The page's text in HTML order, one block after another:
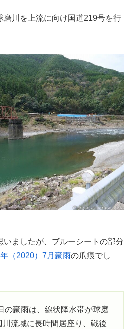
磨川を上流に向け国道219号を行
いましたが、ブルーシートの部分
（2020）7月豪雨の爪痕でし
の豪雨は、線状降水帯が球磨
川流域に長時間居座り、戦後